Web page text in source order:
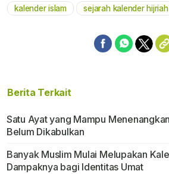
kalender islam sejarah kalender hijriah
Berita Terkait
Satu Ayat yang Mampu
Belum Dikabulkan
Banyak Muslim Mulai Melupakan
Dampaknya bagi Identitas Umat